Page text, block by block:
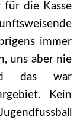
für die Kasse
immer
uns aber nie
das war
Kein